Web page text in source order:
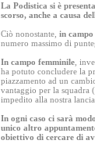
La Podistica si è
scorso, anche a causa
Ciò nonostante, in campo
numero massimo di
In campo femminile ,
ha potuto concludere la
piazzamento ad un
vantaggio per la squadra
impedito alla nostra
In ogni caso ci sarà
unico altro
obiettivo di cercare di